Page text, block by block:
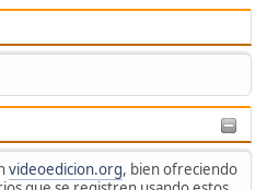
videoedicion.org, bien ofreciendo